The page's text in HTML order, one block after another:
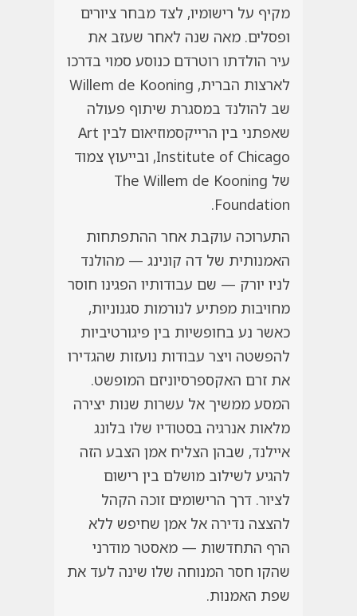
מקיף על רישומיו, לצד מבחר ציורים
ופסלים. מאה שנה לאחר שעזב את
עיר הולדתו רוטרדם כנוסע סמוי בדרכו
לארצות הברית, Willem de Kooning
שב להולנד במסגרת שיתוף פעולה
שאפתני בין הרייקסמוזיאום לבין Art
Institute of Chicago, ובייעוץ צמוד
של The Willem de Kooning
Foundation.
התערוכה עוקבת אחר ההתפתחות
האמנותית של דה קונינג — מהולנד
לניו יורק — שם עבודותיו הפגינו חוסר
מחויבות מפתיע לנורמות סגנוניות,
כאשר נע בחופשיות בין פיגורטיביות
להפשטה ויצר עבודות נועזות שהגדירו
את זרם האקספרסיוניזם המופשט.
המסע ממשיך אל עשרות שנות יצירה
מלאות אנרגיה בסטודיו שלו בלונג
איילנד, שבהן הצליח אמן הצבע הזה
להגיע לשילוב מושלם בין רישום
לציור. דרך הרישומים זוכה הקהל
להצצה נדירה אל אמן שחיפש ללא
הרף התחדשות — מאסטר מודרני
שהקו חסר המנוחה שלו שינה לעד את
שפת האמנות.